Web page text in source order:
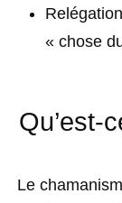
« chose
Qu’est-
Le